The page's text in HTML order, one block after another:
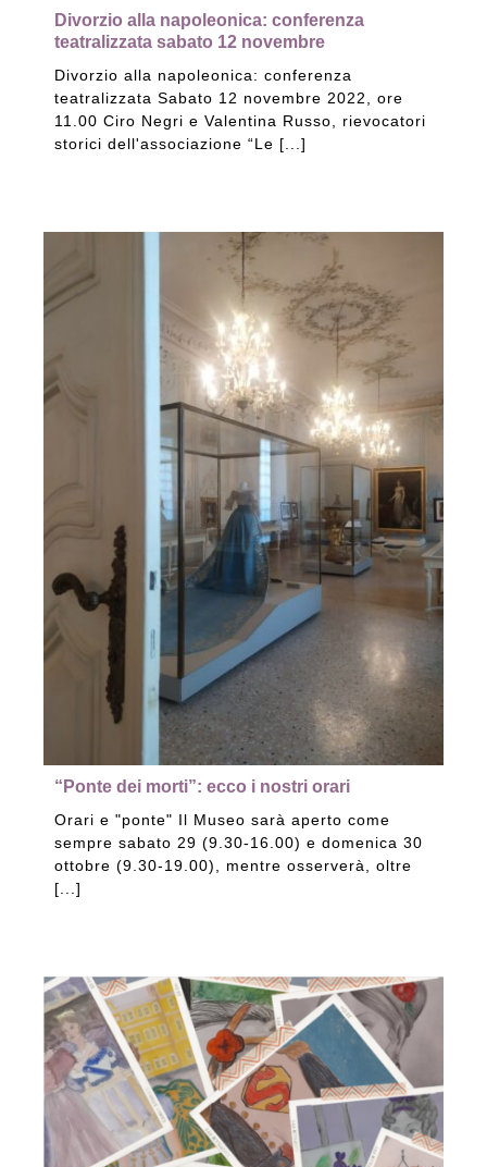
Divorzio alla napoleonica: conferenza
teatralizzata sabato 12 novembre
Divorzio alla napoleonica: conferenza
teatralizzata Sabato 12 novembre 2022, ore
11.00 Ciro Negri e Valentina Russo, rievocatori
storici dell'associazione “Le [...]
“Ponte dei morti”: ecco i nostri orari
Orari e "ponte" Il Museo sarà aperto come
sempre sabato 29 (9.30-16.00) e domenica 30
ottobre (9.30-19.00), mentre osserverà, oltre
[...]